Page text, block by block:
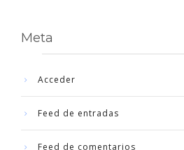
Meta
Acceder
Feed de entradas
Feed de comentarios